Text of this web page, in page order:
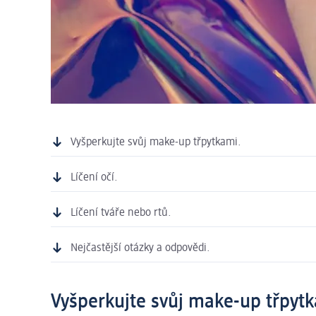
Vyšperkujte svůj make-up třpytkami.
Líčení očí.
Líčení tváře nebo rtů.
Nejčastější otázky a odpovědi.
Vyšperkujte svůj make-up